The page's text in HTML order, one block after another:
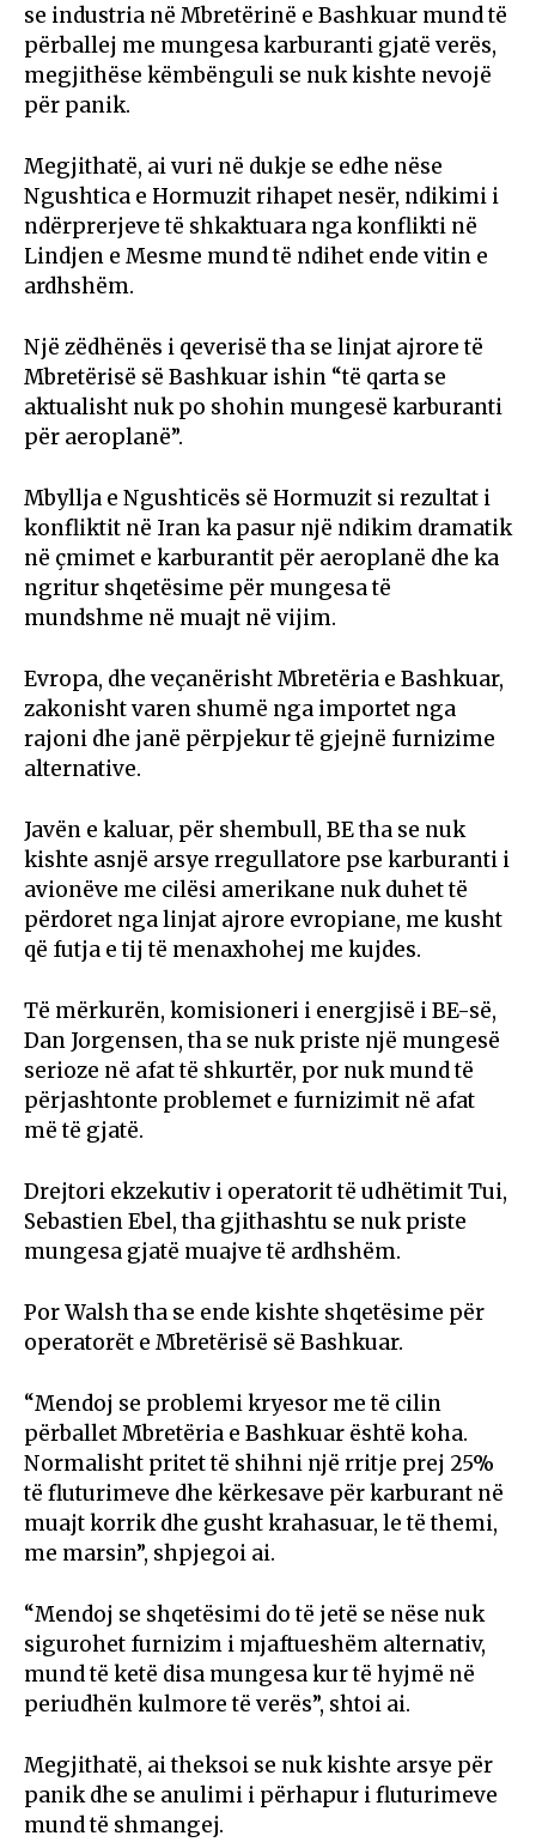
se industria në Mbretërinë e Bashkuar mund të
përballej me mungesa karburanti gjatë verës,
megjithëse këmbënguli se nuk kishte nevojë
për panik.
Megjithatë, ai vuri në dukje se edhe nëse
Ngushtica e Hormuzit rihapet nesër, ndikimi i
ndërprerjeve të shkaktuara nga konflikti në
Lindjen e Mesme mund të ndihet ende vitin e
ardhshëm.
Një zëdhënës i qeverisë tha se linjat ajrore të
Mbretërisë së Bashkuar ishin “të qarta se
aktualisht nuk po shohin mungesë karburanti
për aeroplanë”.
Mbyllja e Ngushticës së Hormuzit si rezultat i
konfliktit në Iran ka pasur një ndikim dramatik
në çmimet e karburantit për aeroplanë dhe ka
ngritur shqetësime për mungesa të
mundshme në muajt në vijim.
Evropa, dhe veçanërisht Mbretëria e Bashkuar,
zakonisht varen shumë nga importet nga
rajoni dhe janë përpjekur të gjejnë furnizime
alternative.
Javën e kaluar, për shembull, BE tha se nuk
kishte asnjë arsye rregullatore pse karburanti i
avionëve me cilësi amerikane nuk duhet të
përdoret nga linjat ajrore evropiane, me kusht
që futja e tij të menaxhohej me kujdes.
Të mërkurën, komisioneri i energjisë i BE-së,
Dan Jorgensen, tha se nuk priste një mungesë
serioze në afat të shkurtër, por nuk mund të
përjashtonte problemet e furnizimit në afat
më të gjatë.
Drejtori ekzekutiv i operatorit të udhëtimit Tui,
Sebastien Ebel, tha gjithashtu se nuk priste
mungesa gjatë muajve të ardhshëm.
Por Walsh tha se ende kishte shqetësime për
operatorët e Mbretërisë së Bashkuar.
“Mendoj se problemi kryesor me të cilin
përballet Mbretëria e Bashkuar është koha.
Normalisht pritet të shihni një rritje prej 25%
të fluturimeve dhe kërkesave për karburant në
muajt korrik dhe gusht krahasuar, le të themi,
me marsin”, shpjegoi ai.
“Mendoj se shqetësimi do të jetë se nëse nuk
sigurohet furnizim i mjaftueshëm alternativ,
mund të ketë disa mungesa kur të hyjmë në
periudhën kulmore të verës”, shtoi ai.
Megjithatë, ai theksoi se nuk kishte arsye për
panik dhe se anulimi i përhapur i fluturimeve
mund të shmangej.